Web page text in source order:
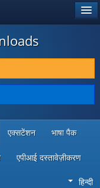
एक्सटेंशन भाषा पैक
एपीआई दस्तावेज़ीकरण
हिन्दी